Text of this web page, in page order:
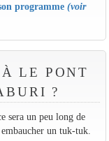
programme (voir
LE PONT
?
sera un peu long de
un tuk-tuk.